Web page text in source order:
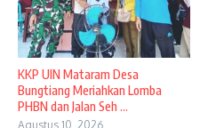
KKP UIN Mataram Desa
Bungtiang Meriahkan Lomba
PHBN dan Jalan Seh ...
Agustus 10, 2026